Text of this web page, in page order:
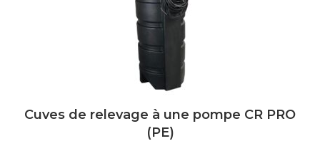
Cuves de relevage à une pompe CR PRO
(PE)